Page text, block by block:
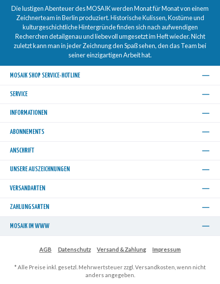
Die lustigen Abenteuer des MOSAIK werden Monat für Monat von einem
Zeichnerteam in Berlin produziert. Historische Kulissen, Kostüme und
kulturgeschichtliche Hintergründe finden sich nach aufwendigen
Recherchen detailgenau und liebevoll umgesetzt im Heft wieder. Nicht
zuletzt kann man in jeder Zeichnung den Spaß sehen, den das Team bei
seiner einzigartigen Arbeit hat.
MOSAIK SHOP SERVICE-HOTLINE
SERVICE
INFORMATIONEN
ABONNEMENTS
ANSCHRIFT
UNSERE AUSZEICHNUNGEN
VERSANDARTEN
ZAHLUNGSARTEN
MOSAIK IM WWW
AGB Datenschutz Versand & Zahlung Impressum
* Alle Preise inkl. gesetzl. Mehrwertsteuer zzgl. Versandkosten , wenn nicht
anders angegeben.